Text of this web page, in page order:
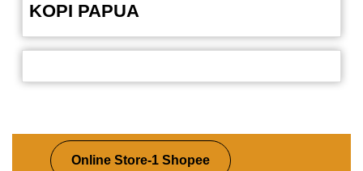
KOPI PAPUA
Online Store-1 Shopee